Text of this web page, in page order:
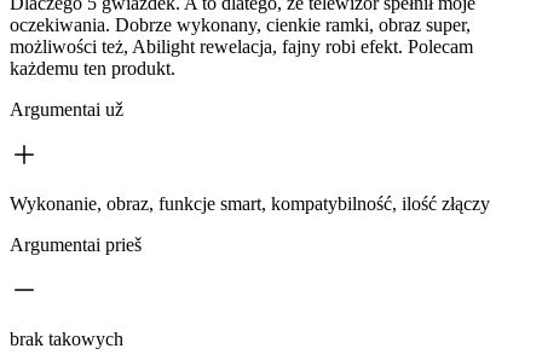
oczekiwania. Dobrze wykonany, cienkie ramki, obraz super,
możliwości też, Abilight rewelacja, fajny robi efekt. Polecam
każdemu ten produkt.
Argumentai už
Wykonanie, obraz, funkcje smart, kompatybilność, ilość złączy
Argumentai prieš
brak takowych